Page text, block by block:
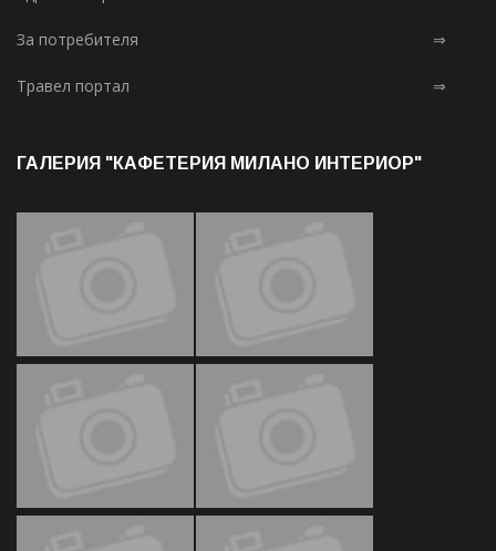
За потребителя ⇒
Травел портал ⇒
ГАЛЕРИЯ "КАФЕТЕРИЯ МИЛАНО ИНТЕРИОР"